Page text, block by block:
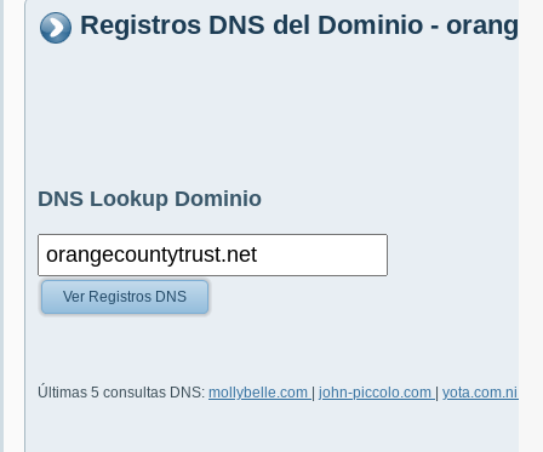
Registros DNS del Dominio -
DNS Lookup Dominio
Ver Registros DNS
Últimas 5 consultas DNS: mollybelle.com john-piccolo.com yota.com.ni